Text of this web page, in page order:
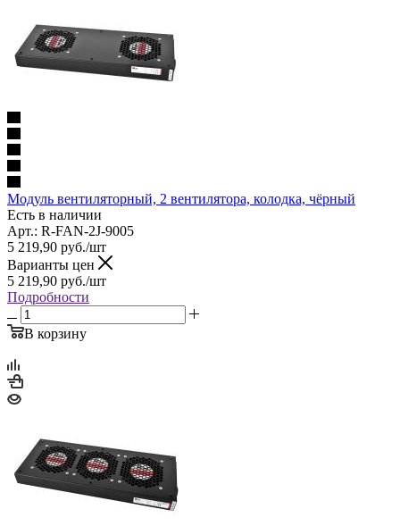
Модуль вентиляторный, 2 вентилятора, колодка, чёрный
Есть в наличии
Арт.: R-FAN-2J-9005
5 219,90 руб./шт
Варианты цен
5 219,90 руб./шт
Подробности
В корзину